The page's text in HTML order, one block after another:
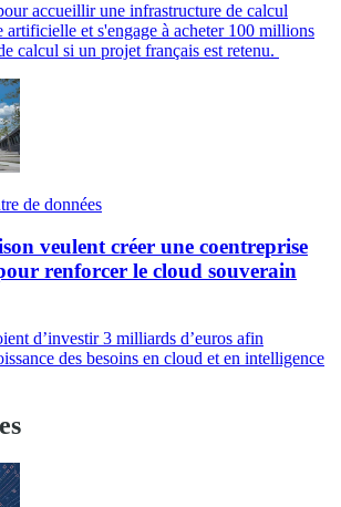
accueillir une infrastructure de calcul
artificielle et s'engage à acheter 100 millions
calcul si un projet français est retenu.
de données
veulent créer une coentreprise
renforcer le cloud souverain
d’investir 3 milliards d’euros afin
des besoins en cloud et en intelligence